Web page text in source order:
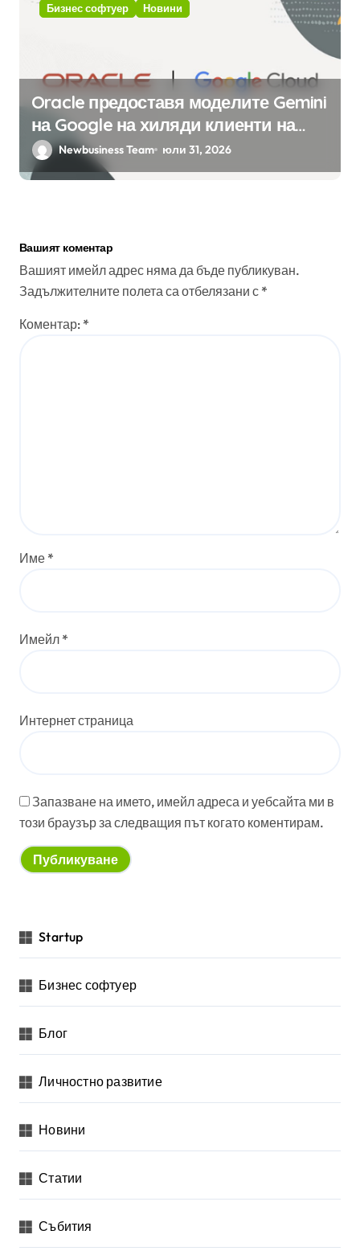
Бизнес софтуер Новини
Oracle предоставя моделите Gemini
на Google на хиляди клиенти на
бизнес приложения
Newbusiness Team юли 31, 2026
Вашият коментар
Вашият имейл адрес няма да бъде публикуван.
Задължителните полета са отбелязани с *
Коментар: *
Име *
Имейл *
Интернет страница
Запазване на името, имейл адреса и уебсайта ми в
този браузър за следващия път когато коментирам.
Startup
Бизнес софтуер
Блог
Личностно развитие
Новини
Статии
Събития